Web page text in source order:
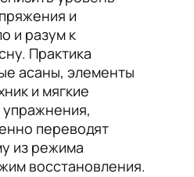
и
и разум к
Практика
асаны, элементы
и мягкие
переводят
из режима
восстановления.